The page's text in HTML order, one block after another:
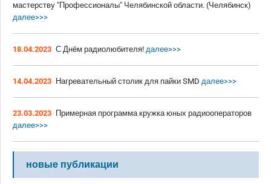
мастерству "Профессионалы" Челябинской области. (Челябинск)
далее>>>
18.04.2023 С Днём радиолюбителя! далее>>>
14.04.2023 Нагревательный столик для пайки SMD далее>>>
23.03.2023 Примерная программа кружка юных радиооператоров
далее>>>
новые публикации